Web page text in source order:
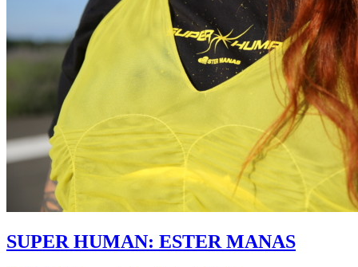
SUPER HUMAN: ESTER MANAS